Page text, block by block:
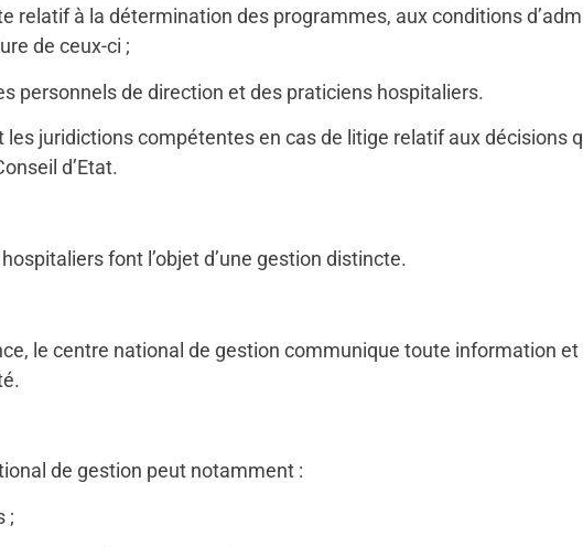
relatif à la détermination des programmes, aux conditions
de ceux-ci ;
personnels de direction et des praticiens hospitaliers.
juridictions compétentes en cas de litige relatif aux décisions
d’Etat.
font l’objet d’une gestion distincte.
le centre national de gestion communique toute information
de gestion peut notamment :
;